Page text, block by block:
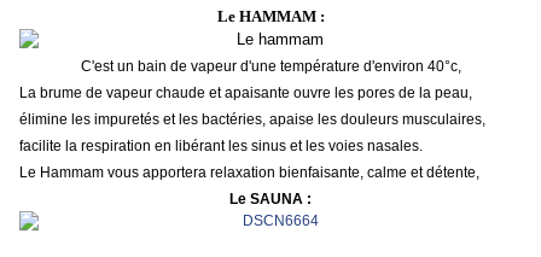
Le HAMMAM :
C'est un bain de vapeur d'une température d'environ 40°c,
La brume de vapeur chaude et apaisante ouvre les pores de la peau,
élimine les impuretés et les bactéries, apaise les douleurs musculaires,
facilite la respiration en libérant les sinus et les voies nasales.
Le Hammam vous apportera relaxation bienfaisante, calme et détente,
Le SAUNA :